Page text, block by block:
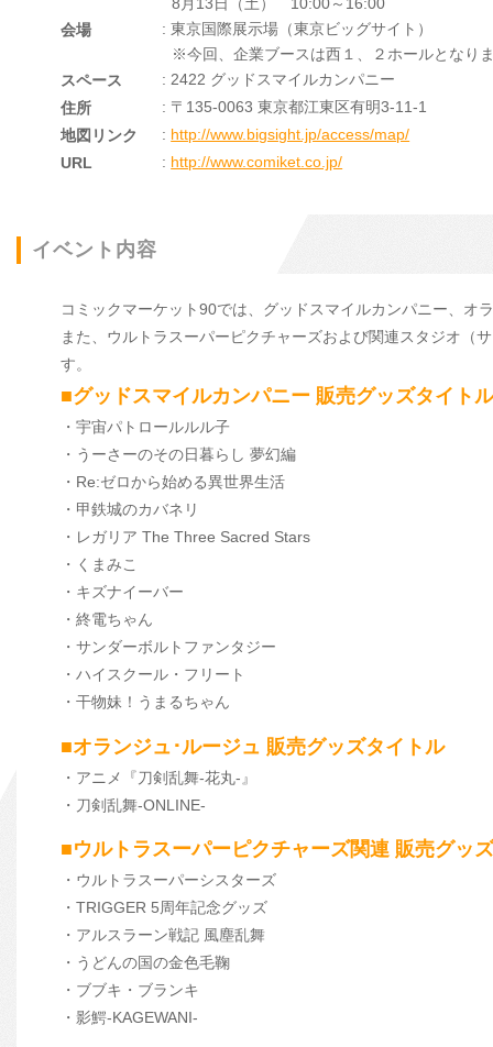
会場
: 東京国際展示場（東京ビッグサイト）
※今回、企業ブースは西１、２ホールとなり
スペース
: 2422 グッドスマイルカンパニー
住所
: 〒135-0063 東京都江東区有明3-11-1
地図リンク
: http://www.bigsight.jp/access/map/
URL
: http://www.comiket.co.jp/
イベント内容
コミックマーケット90では、グッドスマイルカンパニー、オ
また、ウルトラスーパーピクチャーズおよび関連スタジオ（
す。
■グッドスマイルカンパニー 販売グッズタイトル
・宇宙パトロールルル子
・うーさーのその日暮らし 夢幻編
・Re:ゼロから始める異世界生活
・甲鉄城のカバネリ
・レガリア The Three Sacred Stars
・くまみこ
・キズナイーバー
・終電ちゃん
・サンダーボルトファンタジー
・ハイスクール・フリート
・干物妹！うまるちゃん
■オランジュ･ルージュ 販売グッズタイトル
・アニメ『刀剣乱舞-花丸-』
・刀剣乱舞-ONLINE-
■ウルトラスーパーピクチャーズ関連 販売グッ
・ウルトラスーパーシスターズ
・TRIGGER 5周年記念グッズ
・アルスラーン戦記 風塵乱舞
・うどんの国の金色毛鞠
・ブブキ・ブランキ
・影鰐-KAGEWANI-